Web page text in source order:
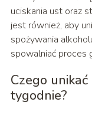
uciskania ust oraz
jest również, aby
spożywania
spowalniać proces
Czego
tygodnie?